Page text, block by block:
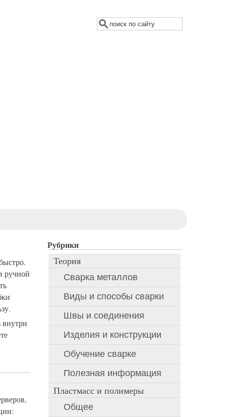
Поиск
ручной
внутри
Рубрики
Теория
Сварка металлов
Виды и способы сварки
Швы и соединения
Изделия и конструкции
Обучение сварке
Полезная информация
Пластмасс и полимеры
Общее